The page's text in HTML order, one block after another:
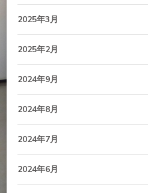
2025年3月
2025年2月
2024年9月
2024年8月
2024年7月
2024年6月